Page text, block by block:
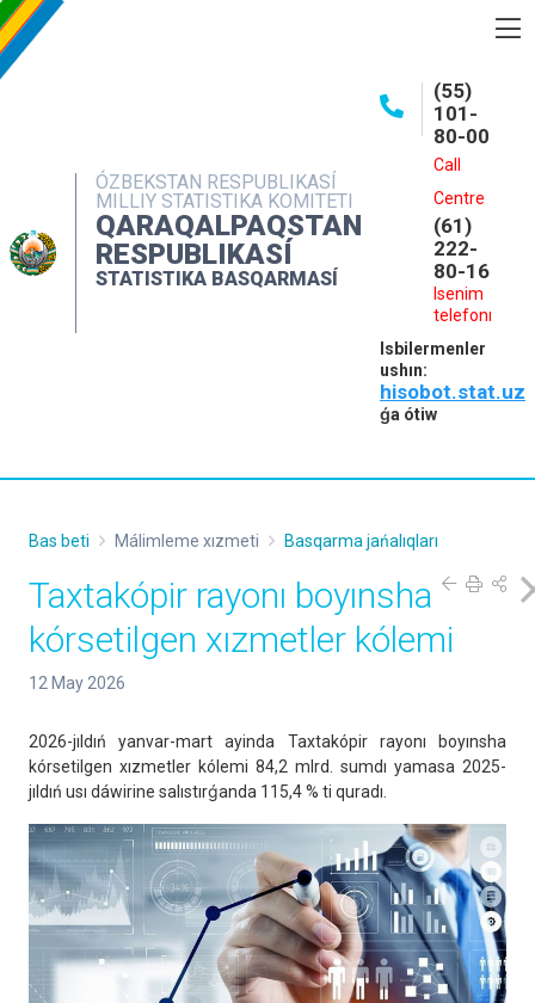
ÓZBEKSTAN RESPUBLIKASÍ
MILLIY STATISTIKA KOMITETI
QARAQALPAQSTAN
RESPUBLIKASÍ
STATISTIKA BASQARMASÍ
(55)
101-
80-00
Call
Centre
(61)
222-
80-16
Isenim
telefonı
Isbilermenler
ushın:
hisobot.stat.uz
ǵa ótiw
INTERAKTIV XIZMETLER
MÁLIMLEME XIZMETI
MÚRÁJAATLAR
Bas beti Málimleme xızmeti Basqarma jańalıqları
Taxtakópir rayonı boyınsha
kórsetilgen xızmetler kólemi
12 May 2026
2026-jıldıń yanvar-mart ayinda Taxtakópir rayonı boyınsha
kórsetilgen xızmetler kólemi 84,2 mlrd. sumdı yamasa 2025-
jıldıń usı dáwirine salıstırǵanda 115,4 % ti quradı.